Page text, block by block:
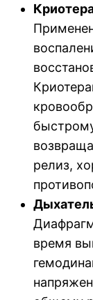
релиз,
время